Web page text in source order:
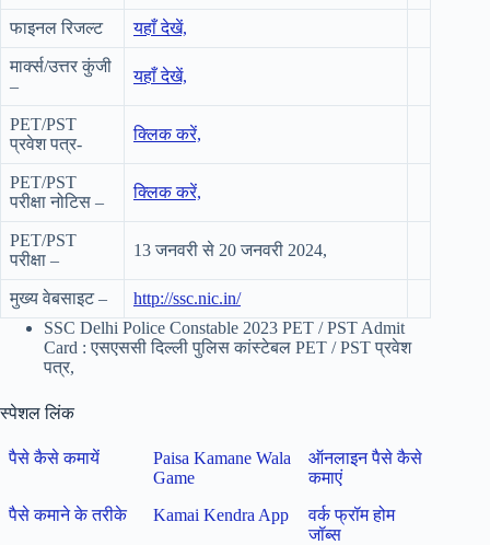
फाइनल रिजल्ट यहाँ देखें,
मार्क्स/उत्तर कुंजी
–
यहाँ देखें,
PET/PST
प्रवेश पत्र-
क्लिक करें,
PET/PST
परीक्षा नोटिस –
क्लिक करें,
PET/PST
परीक्षा –
13 जनवरी से 20 जनवरी 2024,
मुख्य वेबसाइट –
http://ssc.nic.in/
SSC Delhi Police Constable 2023 PET / PST Admit
Card : एसएससी दिल्ली पुलिस कांस्टेबल PET / PST प्रवेश
पत्र,
स्पेशल लिंक
पैसे कैसे कमायें
Paisa Kamane Wala
Game
ऑनलाइन पैसे कैसे
कमाएं
पैसे कमाने के तरीके
Kamai Kendra App
वर्क फ्रॉम होम
जॉब्स